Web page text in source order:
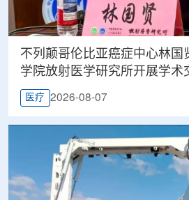
不列颠哥伦比亚癌症中心林国
学院放射医学研究所开展学术
医疗 2026-08-07